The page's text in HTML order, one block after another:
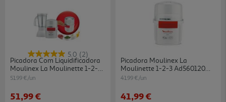
5.0 (2)
Picadora Com Liquidificadora
Moulinex La Moulinette 1-2-3
800 W
51.99 €/un
51,99 €
Picadora Moulinex La
Moulinette 1-2-3 Ad560120
800 W 250 Ml
41.99 €/un
41,99 €